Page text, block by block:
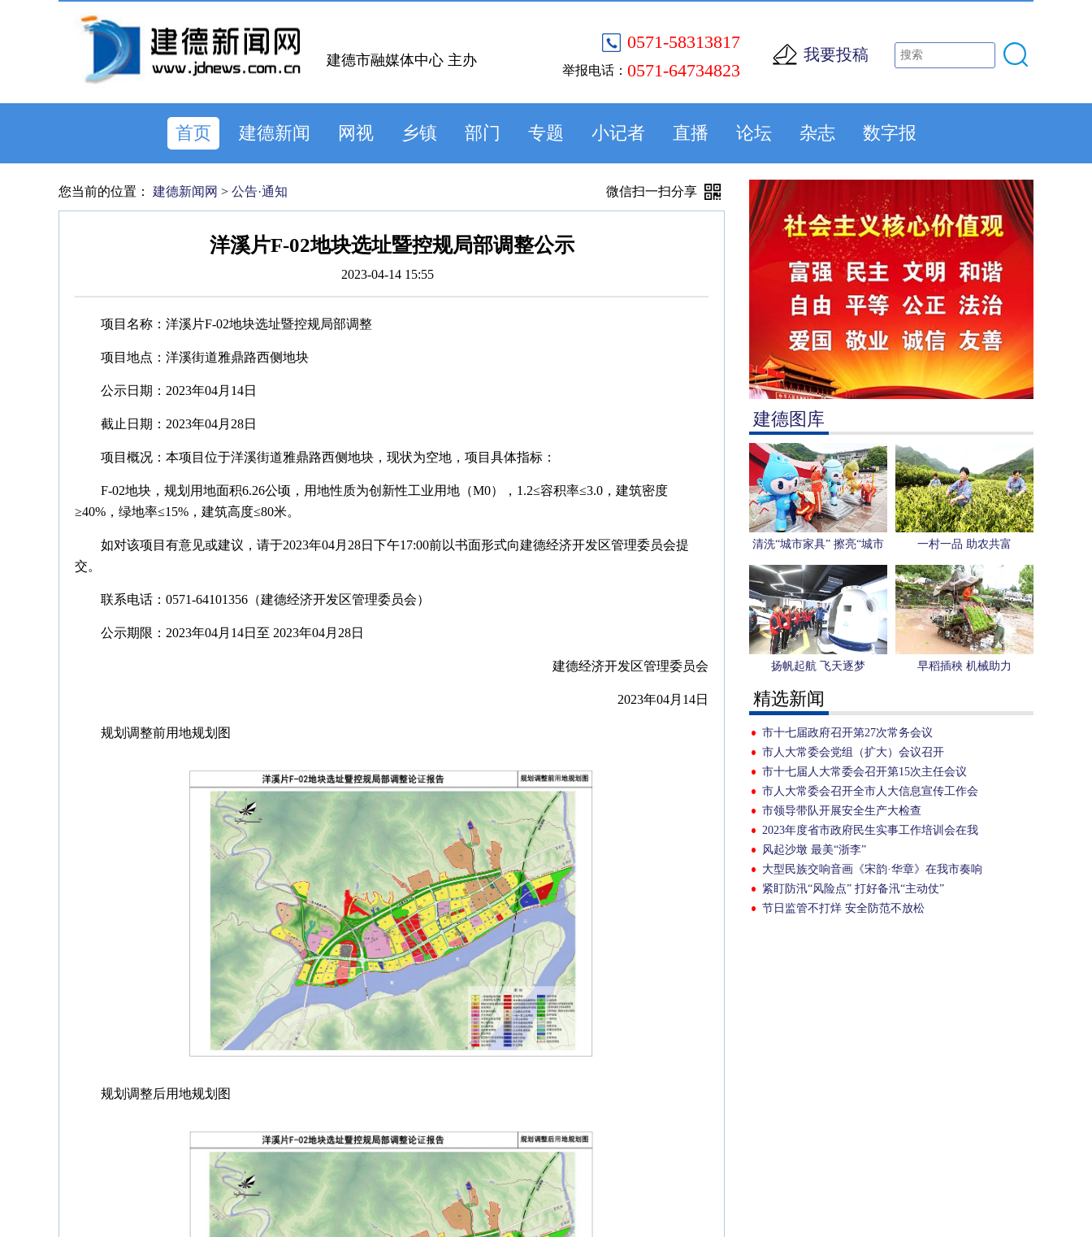
0571-58313817
举报电话： 0571-64734823
我要投稿
建德市融媒体中心 主办
首页 建德新闻 网视 乡镇 部门 专题 小记者 直播 论坛 杂志 数字报
建德图库
清洗“城市家具” 擦亮“城市
名片”
一村一品 助农共富
扬帆起航 飞天逐梦 早稻插秧 机械助力
精选新闻
市十七届政府召开第27次常务会议
市人大常委会党组（扩大）会议召开
市十七届人大常委会召开第15次主任会议
市人大常委会召开全市人大信息宣传工作会
议
市领导带队开展安全生产大检查
2023年度省市政府民生实事工作培训会在我
市召开
风起沙墩 最美“浙李”
大型民族交响音画《宋韵·华章》在我市奏响
紧盯防汛“风险点” 打好备汛“主动仗”
节日监管不打烊 安全防范不放松
您当前的位置： 建德新闻网 > 公告·通知 微信扫一扫分享
洋溪片F-02地块选址暨控规局部调整公示
2023-04-14 15:55
项目名称：洋溪片F-02地块选址暨控规局部调整
项目地点：洋溪街道雅鼎路西侧地块
公示日期：2023年04月14日
截止日期：2023年04月28日
项目概况：本项目位于洋溪街道雅鼎路西侧地块，现状为空地，项目具体指标：
F-02地块，规划用地面积6.26公顷，用地性质为创新性工业用地（M0），1.2≤容积率≤3.0，建筑密度
≥40%，绿地率≤15%，建筑高度≤80米。
如对该项目有意见或建议，请于2023年04月28日下午17:00前以书面形式向建德经济开发区管理委员会提
交。
联系电话：0571-64101356（建德经济开发区管理委员会）
公示期限：2023年04月14日至 2023年04月28日
建德经济开发区管理委员会
2023年04月14日
规划调整前用地规划图
规划调整后用地规划图